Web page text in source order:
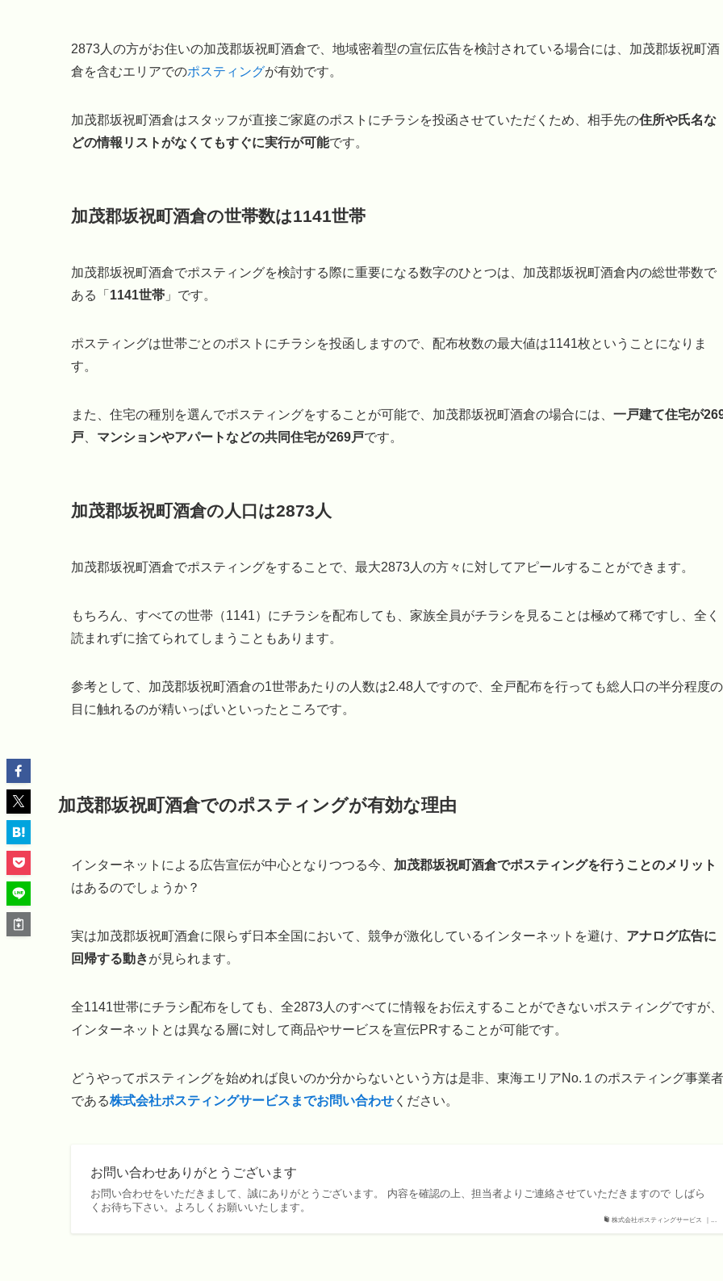
2873人の方がお住いの加茂郡坂祝町酒倉で、地域密着型の宣伝広告を検討されている場合には、加茂郡坂祝町酒
倉を含むエリアでのポスティングが有効です。
加茂郡坂祝町酒倉はスタッフが直接ご家庭のポストにチラシを投函させていただくため、相手先の住所や氏名な
どの情報リストがなくてもすぐに実行が可能です。
加茂郡坂祝町酒倉の世帯数は1141世帯
加茂郡坂祝町酒倉でポスティングを検討する際に重要になる数字のひとつは、加茂郡坂祝町酒倉内の総世帯数で
ある「 1141世帯 」です。
ポスティングは世帯ごとのポストにチラシを投函しますので、配布枚数の最大値は1141枚ということになりま
す。
また、住宅の種別を選んでポスティングをすることが可能で、加茂郡坂祝町酒倉の場合には、 一戸建て住宅が
戸
マンションやアパートなどの共同住宅が269戸です。
加茂郡坂祝町酒倉の人口は2873人
加茂郡坂祝町酒倉でポスティングをすることで、最大2873人の方々に対してアピールすることができます。
もちろん、すべての世帯（1141）にチラシを配布しても、家族全員がチラシを見ることは極めて稀ですし、全く
読まれずに捨てられてしまうこともあります。
参考として、加茂郡坂祝町酒倉の1世帯あたりの人数は2.48人ですので、全戸配布を行っても総人口の半分程度の
目に触れるのが精いっぱいといったところです。
加茂郡坂祝町酒倉でのポスティングが有効な理由
インターネットによる広告宣伝が中心となりつつる今、 加茂郡坂祝町酒倉でポスティングを行うことのメリット
はあるのでしょうか？
実は加茂郡坂祝町酒倉に限らず日本全国において、競争が激化しているインターネットを避け、 アナログ広告に
回帰する動きが見られます。
全1141世帯にチラシ配布をしても、全2873人のすべてに情報をお伝えすることができないポスティングですが、
インターネットとは異なる層に対して商品やサービスを宣伝PRすることが可能です。
どうやってポスティングを始めれば良いのか分からないという方は是非、東海エリアNo.１のポスティング事業者
である株式会社ポスティングサービスまでお問い合わせ ください。
株式会社ポスティングサービス ｜...
お問い合わせありがとうございます
お問い合わせをいただきまして、誠にありがとうございます。 内容を確認の上、担当者よりご連絡させていただきますので しばら
くお待ち下さい。よろしくお願いいたします。